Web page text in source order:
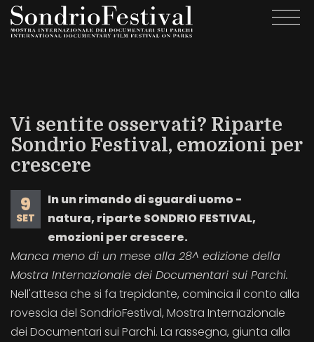
Salta
Vi sentite osservati? Riparte
Sondrio Festival, emozioni per
crescere
9
SET
In un rimando di sguardi uomo -
natura, riparte SONDRIO FESTIVAL,
emozioni per crescere.
Manca meno di un mese alla 28^ edizione della
Mostra Internazionale dei Documentari sui Parchi.
Nell'attesa che si fa trepidante, comincia il conto alla
rovescia del SondrioFestival, Mostra Internazionale
dei Documentari sui Parchi. La rassegna, giunta alla